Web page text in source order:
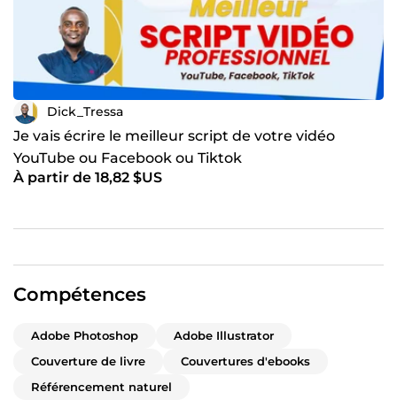
Dick_Tressa
Je vais écrire le meilleur script de votre vidéo
YouTube ou Facebook ou Tiktok
À partir de 18,82 $US
Compétences
Adobe Photoshop
Adobe Illustrator
Couverture de livre
Couvertures d'ebooks
Référencement naturel